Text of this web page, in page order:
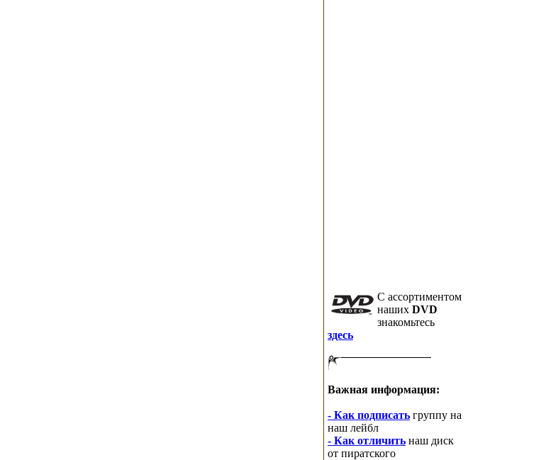
C ассортиментом
наших DVD
знакомьтесь
здесь
Важная информация:
- Как подписать группу на
наш лейбл
- Как отличить наш диск
от пиратского